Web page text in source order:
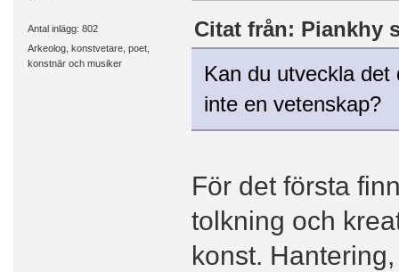
Antal inlägg: 802
Arkeolog, konstvetare, poet,
konstnär och musiker
Citat från: Piankhy
Kan du utveckla
inte en vetenskap?
För det första
tolkning och
konst.